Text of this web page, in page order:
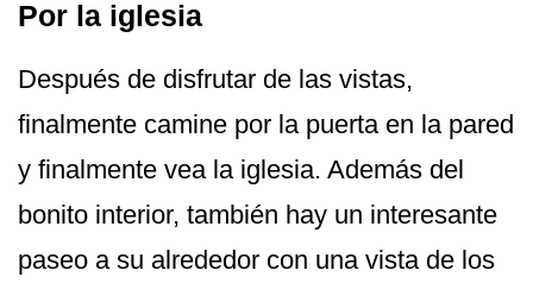
Por la iglesia
Después de disfrutar de las vistas,
finalmente camine por la puerta en la pared
y finalmente vea la iglesia. Además del
bonito interior, también hay un interesante
paseo a su alrededor con una vista de los